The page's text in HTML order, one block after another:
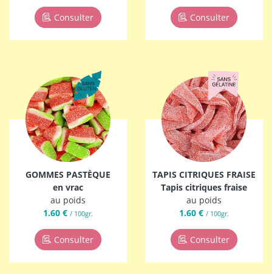
Consulter Consulter
GOMMES PASTÈQUE
en vrac
au poids
1.60 € / 100gr.
Consulter
TAPIS CITRIQUES FRAISE
Tapis citriques fraise
au poids
1.60 € / 100gr.
Consulter